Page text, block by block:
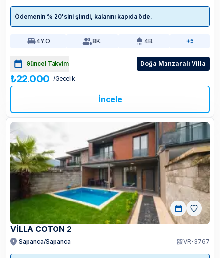
Ödemenin % 20'sini şimdi, kalanını kapıda öde.
4Y.O 8K. 4B. +5
Güncel Takvim Doğa Manzaralı Villa
₺22.000 / Gecelik
İncele
VILLA COTON 2
Sapanca/Sapanca VR-3767